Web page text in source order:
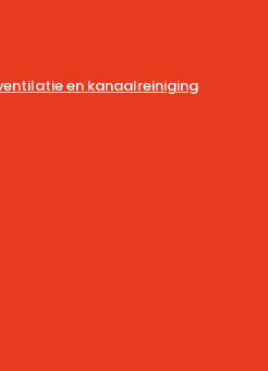
en kanaalreiniging